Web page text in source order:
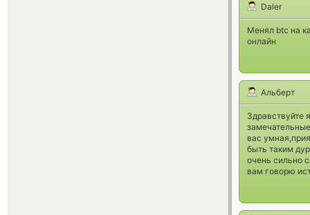
Daler
Менял btc на
онлайн
Альберт
Здравствуйте
вас
быть таким
очень сильно
вам говорю